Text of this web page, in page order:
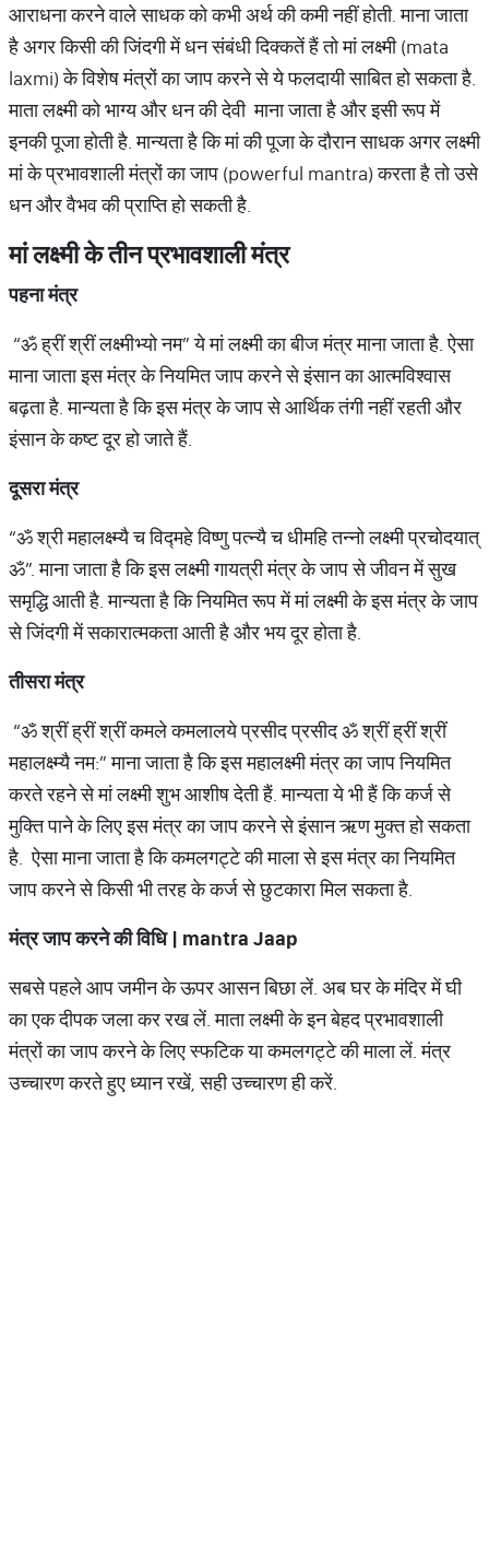
आराधना करने वाले साधक को कभी अर्थ की कमी नहीं होती. माना जाता
है अगर किसी की जिंदगी में धन संबंधी दिक्कतें हैं तो मां लक्ष्मी (mata
laxmi) के विशेष मंत्रों का जाप करने से ये फलदायी साबित हो सकता है.
माता लक्ष्मी को भाग्य और धन की देवी माना जाता है और इसी रूप में
इनकी पूजा होती है. मान्यता है कि मां की पूजा के दौरान साधक अगर लक्ष्मी
मां के प्रभावशाली मंत्रों का जाप (powerful mantra) करता है तो उसे
धन और वैभव की प्राप्ति हो सकती है.
मांलक्ष्मीकेतीनप्रभावशालीमंत्र
पहनामंत्र
“ॐ ह्रीं श्रीं लक्ष्मीभ्यो नम” ये मां लक्ष्मी का बीज मंत्र माना जाता है. ऐसा
माना जाता इस मंत्र के नियमित जाप करने से इंसान का आत्मविश्वास
बढ़ता है. मान्यता है कि इस मंत्र के जाप से आर्थिक तंगी नहीं रहती और
इंसान के कष्ट दूर हो जाते हैं.
दूसरामंत्र
“ॐ श्री महालक्ष्म्यै च विद्महे विष्णु पत्न्यै च धीमहि तन्नो लक्ष्मी प्रचोदयात्
ॐ”. माना जाता है कि इस लक्ष्मी गायत्री मंत्र के जाप से जीवन में सुख
समृद्धि आती है. मान्यता है कि नियमित रूप में मां लक्ष्मी के इस मंत्र के जाप
से जिंदगी में सकारात्मकता आती है और भय दूर होता है.
तीसरामंत्र
“ॐ श्रीं ह्रीं श्रीं कमले कमलालये प्रसीद प्रसीद ॐ श्रीं ह्रीं श्रीं
महालक्ष्म्यै नम:” माना जाता है कि इस महालक्ष्मी मंत्र का जाप नियमित
करते रहने से मां लक्ष्मी शुभ आशीष देती हैं. मान्यता ये भी हैं कि कर्ज से
मुक्ति पाने के लिए इस मंत्र का जाप करने से इंसान ऋण मुक्त हो सकता
है. ऐसा माना जाता है कि कमलगट्टे की माला से इस मंत्र का नियमित
जाप करने से किसी भी तरह के कर्ज से छुटकारा मिल सकता है.
मंत्रजापकरनेकीविधि| mantra Jaap
सबसे पहले आप जमीन के ऊपर आसन बिछा लें. अब घर के मंदिर में घी
का एक दीपक जला कर रख लें. माता लक्ष्मी के इन बेहद प्रभावशाली
मंत्रों का जाप करने के लिए स्फटिक या कमलगट्टे की माला लें. मंत्र
उच्चारण करते हुए ध्यान रखें, सही उच्चारण ही करें.